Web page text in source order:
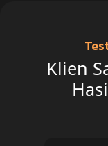
Klien